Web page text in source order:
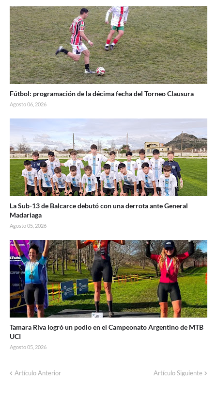
Fútbol: programación de la décima fecha del Torneo Clausura
Agosto 06, 2026
La Sub-13 de Balcarce debutó con una derrota ante General
Madariaga
Agosto 05, 2026
Tamara Riva logró un podio en el Campeonato Argentino de MTB
UCI
Agosto 05, 2026
Artículo Anterior Artículo Siguiente